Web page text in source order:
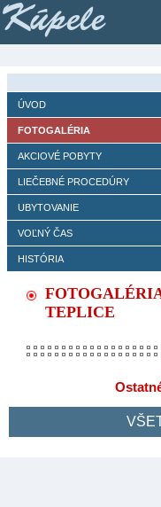
Kúpele
ÚVOD
FOTOGALÉRIA
AKCIOVÉ POBYTY
LIEČEBNÉ PROCEDÚRY
UBYTOVANIE
VOĽNÝ ČAS
HISTÓRIA
TEPLICE